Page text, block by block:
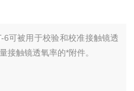
6可被用于校验和校准接触镜透
接触镜透氧率的*附件。